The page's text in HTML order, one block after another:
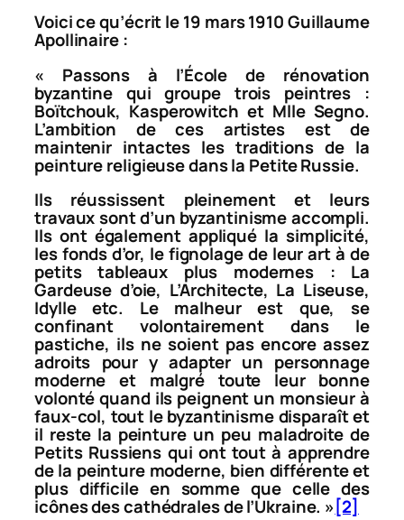
Voici ce qu’écrit le 19 mars 1910 Guillaume
Apollinaire :
« Passons à l’École de rénovation
byzantine qui groupe trois peintres :
Boïtchouk, Kasperowitch et Mlle Segno.
L’ambition de ces artistes est de
maintenir intactes les traditions de la
peinture religieuse dans la Petite Russie.
Ils réussissent pleinement et leurs
travaux sont d’un byzantinisme accompli.
Ils ont également appliqué la simplicité,
les fonds d’or, le fignolage de leur art à de
petits tableaux plus modernes : La
Gardeuse d’oie, L’Architecte, La Liseuse,
Idylleetc. Le malheur est que, se
confinant volontairement dans le
pastiche, ils ne soient pas encore assez
adroits pour y adapter un personnage
moderne et malgré toute leur bonne
volonté quand ils peignent un monsieur à
faux-col, tout le byzantinisme disparaît et
il reste la peinture un peu maladroite de
Petits Russiens qui ont tout à apprendre
de la peinture moderne, bien différente et
plus difficile en somme que celle des
icônes des cathédrales de l’Ukraine. »[2]